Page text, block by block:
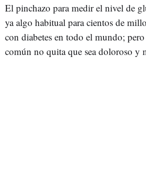
El pinchazo para medir el nivel de
ya algo habitual para cientos de
con diabetes en todo el mundo;
común no quita que sea doloroso y